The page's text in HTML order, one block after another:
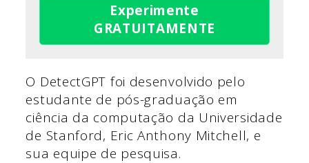
Experimente
GRATUITAMENTE
O DetectGPT foi desenvolvido pelo
estudante de pós-graduação em
ciência da computação da Universidade
de Stanford, Eric Anthony Mitchell, e
sua equipe de pesquisa.